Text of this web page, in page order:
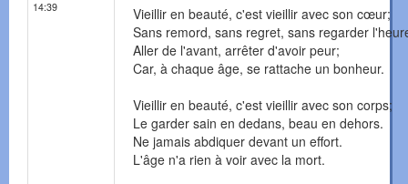
14:39
Vieillir en beauté, c'est vieillir avec son cœur;
Sans remord, sans regret, sans regarder
Aller de l'avant, arrêter d'avoir peur;
Car, à chaque âge, se rattache un bonheur.
Vieillir en beauté, c'est vieillir avec son corps;
Le garder sain en dedans, beau en dehors.
Ne jamais abdiquer devant un effort.
L'âge n'a rien à voir avec la mort.